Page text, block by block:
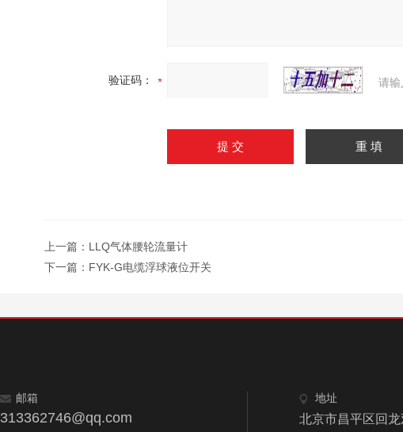
验证码： 请输
上一篇： LLQ气体腰轮流量计
下一篇： FYK-G电缆浮球液位开关
邮箱
313362746@qq.com
地址
北京市昌平区回